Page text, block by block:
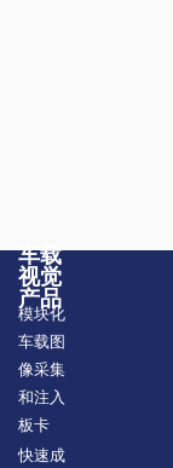
车载
视觉
产品
模块化
车载图
像采集
和注入
板卡
快速成